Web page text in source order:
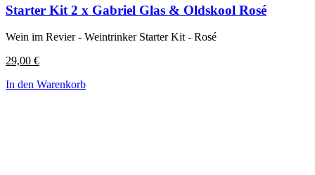
Starter Kit 2 x Gabriel Glas & Oldskool Rosé
Wein im Revier - Weintrinker Starter Kit - Rosé
29,00 €
In den Warenkorb